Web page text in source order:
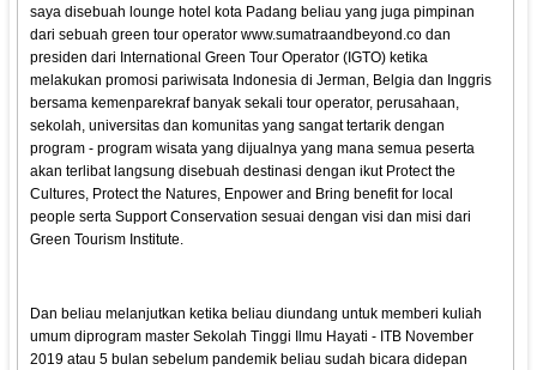
saya disebuah lounge hotel kota Padang beliau yang juga pimpinan
dari sebuah green tour operator www.sumatraandbeyond.co dan
presiden dari International Green Tour Operator (IGTO) ketika
melakukan promosi pariwisata Indonesia di Jerman, Belgia dan Inggris
bersama kemenparekraf banyak sekali tour operator, perusahaan,
sekolah, universitas dan komunitas yang sangat tertarik dengan
program - program wisata yang dijualnya yang mana semua peserta
akan terlibat langsung disebuah destinasi dengan ikut Protect the
Cultures, Protect the Natures, Enpower and Bring benefit for local
people serta Support Conservation sesuai dengan visi dan misi dari
Green Tourism Institute.
Dan beliau melanjutkan ketika beliau diundang untuk memberi kuliah
umum diprogram master Sekolah Tinggi Ilmu Hayati - ITB November
2019 atau 5 bulan sebelum pandemik beliau sudah bicara didepan